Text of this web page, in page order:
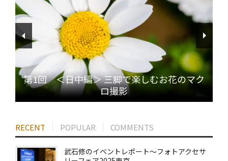
第1回 ＜日中編＞ 三脚で楽しむお花のマク
ロ撮影
RECENT POPULAR COMMENTS
武石修のイベントレポート～フォトアクセサ